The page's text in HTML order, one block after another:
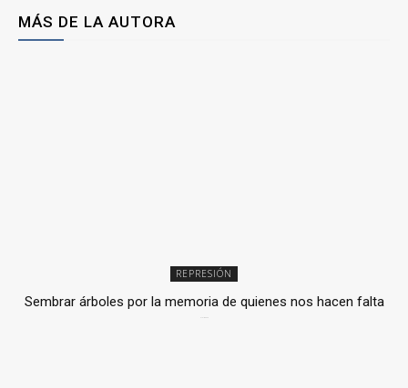
MÁS DE LA AUTORA
REPRESIÓN
Sembrar árboles por la memoria de quienes nos hacen falta